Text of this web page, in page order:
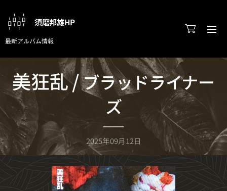
須磨邦雄HP
最新アルバム情報
美狂乱 /ブラッドライナー
ズ
2025年09月12日